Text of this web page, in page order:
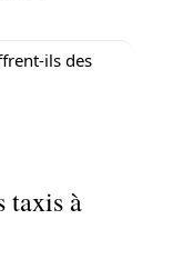
ils des
taxis à